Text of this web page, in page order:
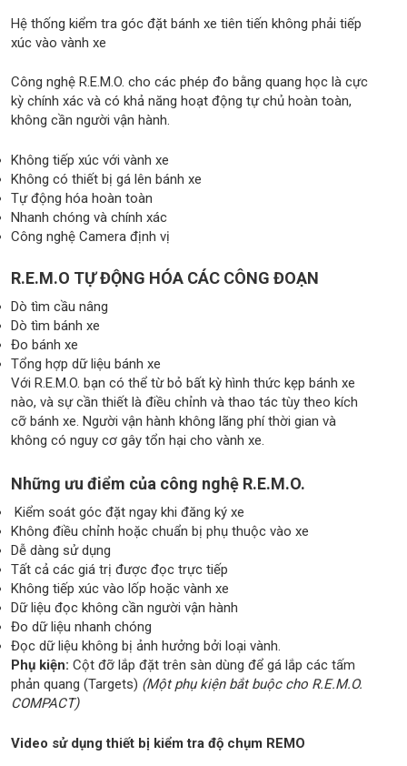
Hệ thống kiểm tra góc đặt bánh xe tiên tiến không phải tiếp
xúc vào vành xe
Công nghệ R.E.M.O. cho các phép đo bằng quang học là cực
kỳ chính xác và có khả năng hoạt động tự chủ hoàn toàn,
không cần người vận hành.
Không tiếp xúc với vành xe
Không có thiết bị gá lên bánh xe
Tự động hóa hoàn toàn
Nhanh chóng và chính xác
Công nghệ Camera định vị
R.E.M.O TỰ ĐỘNG HÓA CÁC CÔNG ĐOẠN
Dò tìm cầu nâng
Dò tìm bánh xe
Đo bánh xe
Tổng hợp dữ liệu bánh xe
Với R.E.M.O. bạn có thể từ bỏ bất kỳ hình thức kẹp bánh xe
nào, và sự cần thiết là điều chỉnh và thao tác tùy theo kích
cỡ bánh xe. Người vận hành không lãng phí thời gian và
không có nguy cơ gây tổn hại cho vành xe.
Những ưu điểm của công nghệ R.E.M.O.
Kiểm soát góc đặt ngay khi đăng ký xe
Không điều chỉnh hoặc chuẩn bị phụ thuộc vào xe
Dễ dàng sử dụng
Tất cả các giá trị được đọc trực tiếp
Không tiếp xúc vào lốp hoặc vành xe
Dữ liệu đọc không cần người vận hành
Đo dữ liệu nhanh chóng
Đọc dữ liệu không bị ảnh hưởng bởi loại vành.
Phụ kiện: Cột đỡ lắp đặt trên sàn dùng để gá lắp các tấm
phản quang (Targets) (Một phụ kiện bắt buộc cho R.E.M.O.
COMPACT)
Video sử dụng thiết bị kiểm tra độ chụm REMO